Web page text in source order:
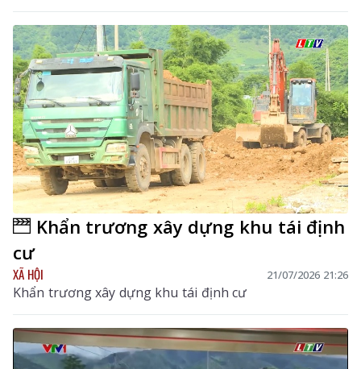
Khẩn trương xây dựng khu tái định
cư
XÃ HỘI 21/07/2026 21:26
Khẩn trương xây dựng khu tái định cư